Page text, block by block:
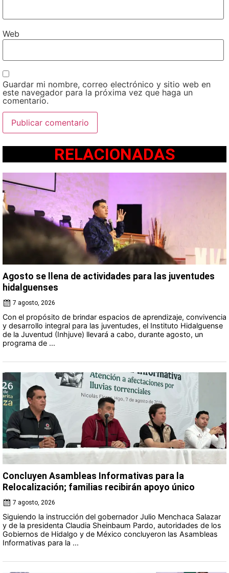
Web
Guardar mi nombre, correo electrónico y sitio web en
este navegador para la próxima vez que haga un
comentario.
RELACIONADAS
Agosto se llena de actividades para las juventudes
hidalguenses
7 agosto, 2026
Con el propósito de brindar espacios de aprendizaje, convivencia
y desarrollo integral para las juventudes, el Instituto Hidalguense
de la Juventud (Inhjuve) llevará a cabo, durante agosto, un
programa de ...
Concluyen Asambleas Informativas para la
Relocalización; familias recibirán apoyo único
7 agosto, 2026
Siguiendo la instrucción del gobernador Julio Menchaca Salazar
y de la presidenta Claudia Sheinbaum Pardo, autoridades de los
Gobiernos de Hidalgo y de México concluyeron las Asambleas
Informativas para la ...